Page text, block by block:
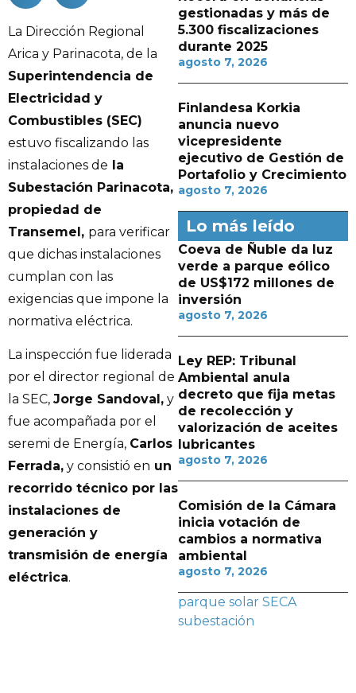
La Dirección Regional
Arica y Parinacota, de la
Superintendencia de
Electricidad y
Combustibles (SEC)
estuvo fiscalizando las
instalaciones de la
Subestación Parinacota,
propiedad de
Transemel, para verificar
que dichas instalaciones
cumplan con las
exigencias que impone la
normativa eléctrica.
La inspección fue liderada
por el director regional de
la SEC, Jorge Sandoval, y
fue acompañada por el
seremi de Energía, Carlos
Ferrada, y consistió en un
recorrido técnico por las
instalaciones de
generación y
transmisión de energía
eléctrica.
gestionadas y más de
5.300 fiscalizaciones
durante 2025
agosto 7, 2026
Finlandesa Korkia
anuncia nuevo
vicepresidente
ejecutivo de Gestión de
Portafolio y Crecimiento
agosto 7, 2026
Lo más leído
Coeva de Ñuble da luz
verde a parque eólico
de US$172 millones de
inversión
agosto 7, 2026
Ley REP: Tribunal
Ambiental anula
decreto que fija metas
de recolección y
valorización de aceites
lubricantes
agosto 7, 2026
Comisión de la Cámara
inicia votación de
cambios a normativa
ambiental
agosto 7, 2026
parque solar SECA
subestación